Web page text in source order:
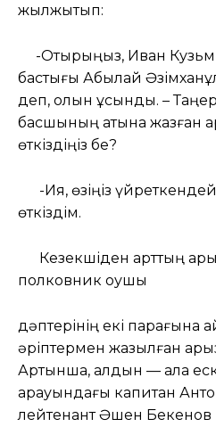
жылжытып:
-Отырыңыз, Иван
бастығы Абылай
деп, қолын ұсынды. –
басшының атына жазған
өткіздіңіз бе?
-Ия, өзіңіз
өткіздім.
Кезекшіден қарттың
полковник оқушы
дәптерінің екі парағына
әріптермен жазылған
Артынша, алдын — ала
қарауындағы капитан
лейтенант Әшен Бекенов